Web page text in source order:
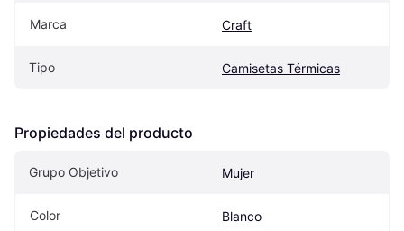
Marca Craft
Tipo Camisetas Térmicas
Propiedades del producto
Grupo Objetivo Mujer
Color Blanco